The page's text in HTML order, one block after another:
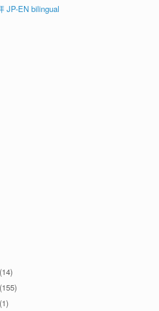
JP-EN bilingual
(155)
(1)